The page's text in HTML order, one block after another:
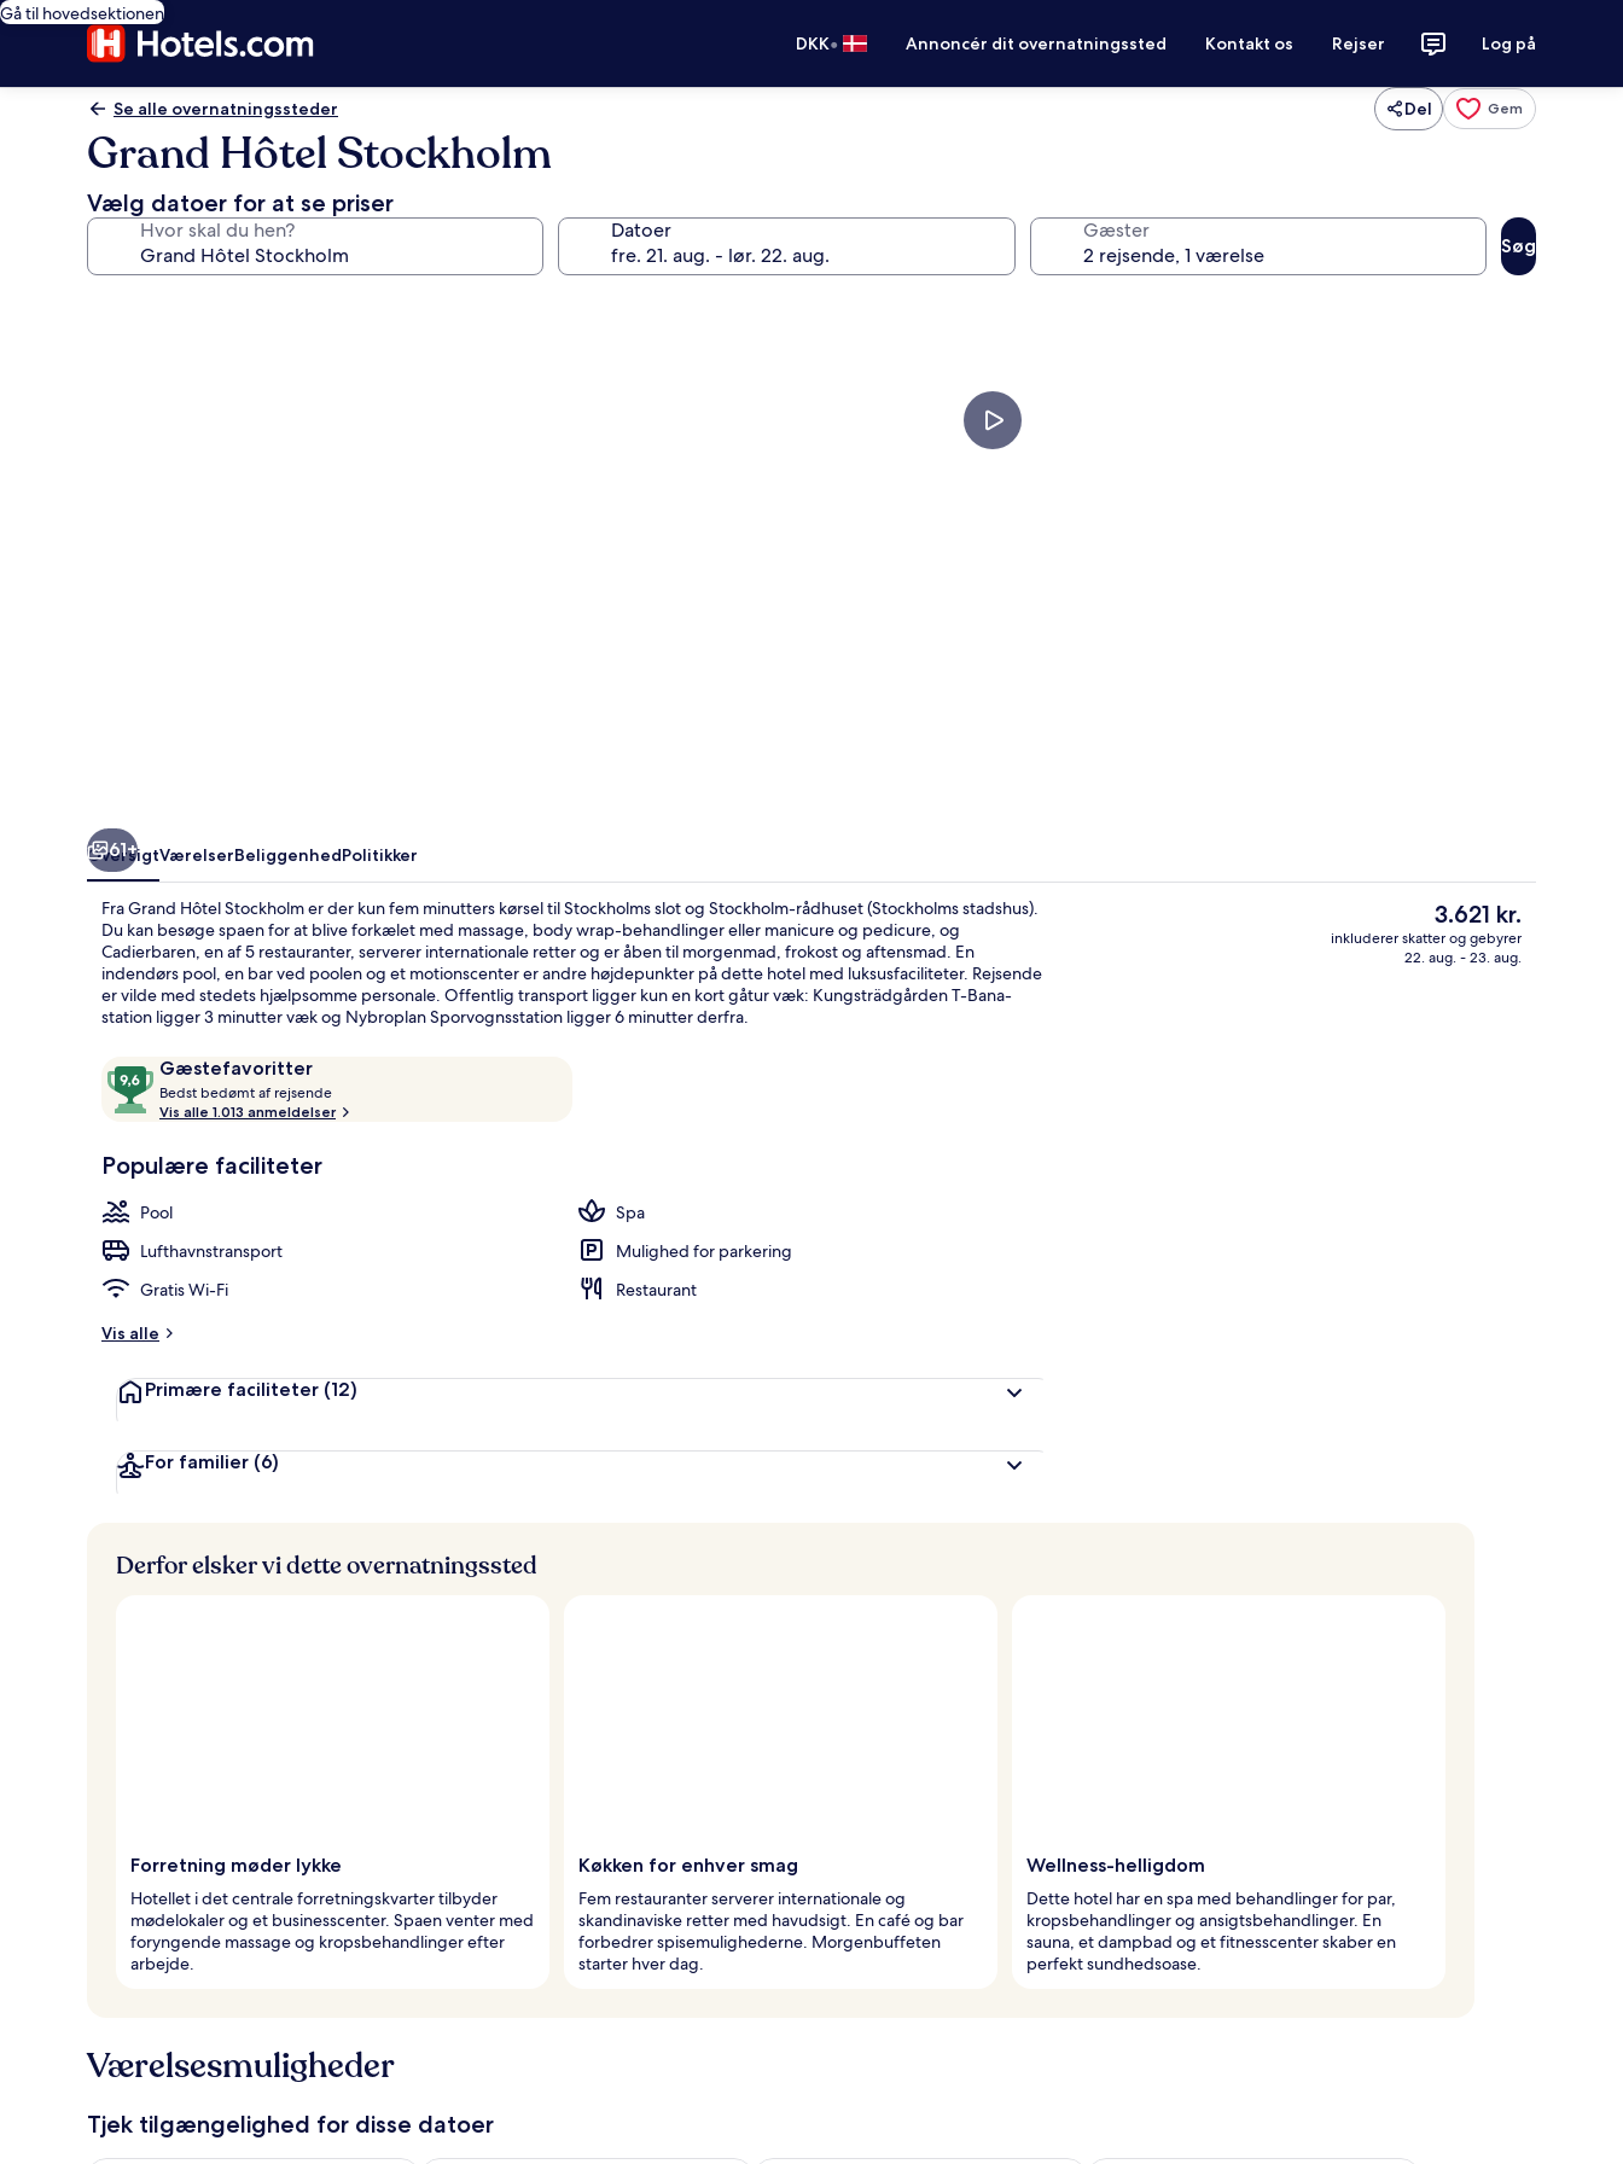
Gå til hovedsektionen
DKK• Annoncér dit overnatningssted Kontakt os Rejser Log på
Se alle overnatningssteder Del Gem
Grand Hôtel Stockholm
Vælg datoer for at se priser
Hvor skal du hen? Datoer Gæster
Søg
Lobby Indendørs pool
61+
OversigtVærelserBeliggenhedPolitikker
Fra Grand Hôtel Stockholm er der kun fem minutters kørsel til Stockholms slot og Stockholm-rådhuset (Stockholms stadshus).
Du kan besøge spaen for at blive forkælet med massage, body wrap-behandlinger eller manicure og pedicure, og
Cadierbaren, en af 5 restauranter, serverer internationale retter og er åben til morgenmad, frokost og aftensmad. En
indendørs pool, en bar ved poolen og et motionscenter er andre højdepunkter på dette hotel med luksusfaciliteter. Rejsende
er vilde med stedets hjælpsomme personale. Offentlig transport ligger kun en kort gåtur væk: Kungsträdgården T-Bana-
station ligger 3 minutter væk og Nybroplan Sporvognsstation ligger 6 minutter derfra.
AnmeldelserGæstefavoritter
9,6
ud
af
Gæstefavoritter
Bedst bedømt af rejsende
e
a
f
d
Vis alle 1.013 anmeldelser
Populære faciliteter
Pool
Spa
Lufthavnstransport
Mulighed for parkering
Gratis Wi-Fi
Restaurant
Vis alle
Primære faciliteter (12)
For familier (6)
Den
nuværende
pris
3.621 kr.
inkluderer skatter og gebyrer
22. aug. - 23. aug.
Derfor elsker vi dette overnatningssted
Forretning møder lykke
Hotellet i det centrale forretningskvarter tilbyder
mødelokaler og et businesscenter. Spaen venter med
foryngende massage og kropsbehandlinger efter
arbejde.
Køkken for enhver smag
Fem restauranter serverer internationale og
skandinaviske retter med havudsigt. En café og bar
forbedrer spisemulighederne. Morgenbuffeten
starter hver dag.
Wellness-helligdom
Dette hotel har en spa med behandlinger for par,
kropsbehandlinger og ansigtsbehandlinger. En
sauna, et dampbad og et fitnesscenter skaber en
perfekt sundhedsoase.
Værelsesmuligheder
Tjek tilgængelighed for disse datoer